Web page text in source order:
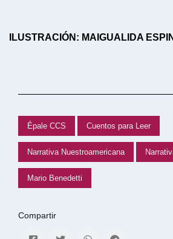
ILUSTRACIÓN: MAIGUALIDA
Épale CCS Cuentos para Leer
Narrativa Nuestroamericana
Mario Benedetti
Compartir